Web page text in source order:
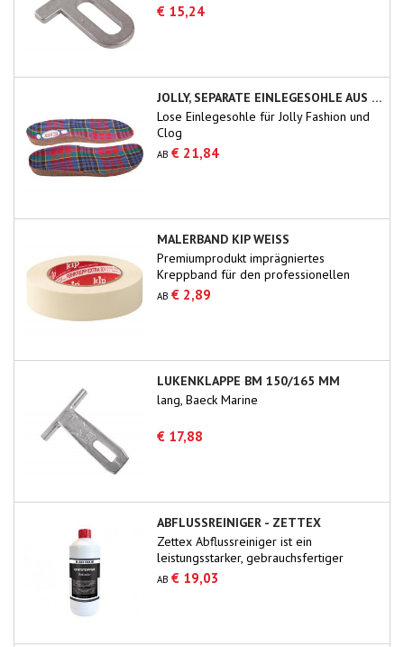
€ 15,24
JOLLY, SEPARATE EINLEGESOHLE AUS KORK
Lose Einlegesohle für Jolly Fashion und
Clog
AB € 21,84
MALERBAND KIP WEISS
Premiumprodukt imprägniertes
Kreppband für den professionellen
Gebrauch.
AB € 2,89
LUKENKLAPPE BM 150/165 MM
lang, Baeck Marine
€ 17,88
ABFLUSSREINIGER - ZETTEX
Zettex Abflussreiniger ist ein
leistungsstarker, gebrauchsfertiger
Reiniger, der alle Verstopfungen in
Abflüssen schnell beseitigt.Organische
AB € 19,03